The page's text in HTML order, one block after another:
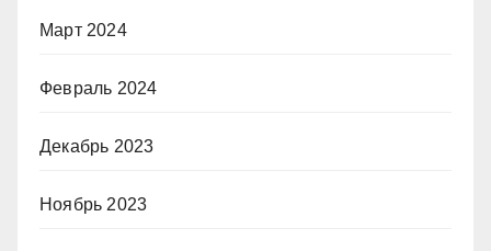
Март 2024
Февраль 2024
Декабрь 2023
Ноябрь 2023